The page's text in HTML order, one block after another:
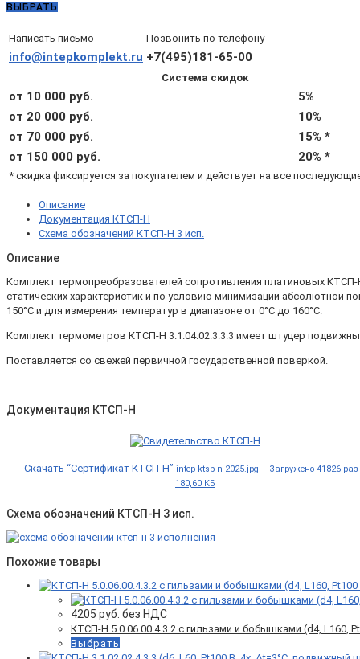
ВЫБРАТЬ
Написать письмо Позвонить по телефону
info@intepkomplekt.ru +7(495)181-65-00
Система скидок
от 10 000 руб.
5%
от 20 000 руб.
10%
от 70 000 руб.
15% *
от 150 000 руб.
20% *
* скидка фиксируется за покупателем и действует на все
Описание
Документация КТСП-Н
Схема обозначений КТСП-Н 3 исп.
Описание
Комплект термопреобразователей сопротивления платиновых КТСП-
статических характеристик и по условию минимизации абсолютной
150°С и для измерения температур в диапазоне от 0°С до 160°С.
Комплект термометров КТСП-Н 3.1.04.02.3.3.3 имеет штуцер
Поставляется со свежей первичной государственной поверкой.
Документация КТСП-Н
Скачать “Сертификат КТСП-Н” intep-ktsp-n-2025.jpg – Загружено 41826
180,60 КБ
Схема обозначений КТСП-Н 3 исп.
Похожие товары
4205 руб. без НДС
КТСП-Н 5.0.06.00.4.3.2 c гильзами и бобышками (d4, L160,
Выбрать